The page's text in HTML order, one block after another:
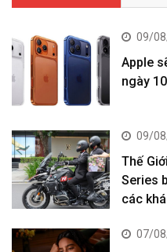
09/
Apple
ngày
09/
Thế
Series
các
07/